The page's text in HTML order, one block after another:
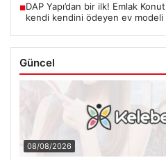
■DAP Yapı’dan bir ilk! Emlak
kendi kendini ödeyen ev modeli
Güncel
08/08/2026